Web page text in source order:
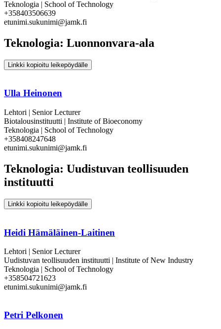
Teknologia | School of Technology
+358403506639
etunimi.sukunimi@jamk.fi
Teknologia: Luonnonvara-ala
Linkki kopioitu leikepöydälle
Ulla Heinonen
Lehtori | Senior Lecturer
Biotalousinstituutti | Institute of Bioeconomy
Teknologia | School of Technology
+358408247648
etunimi.sukunimi@jamk.fi
Teknologia: Uudistuvan teollisuuden
instituutti
Linkki kopioitu leikepöydälle
Heidi Hämäläinen-Laitinen
Lehtori | Senior Lecturer
Uudistuvan teollisuuden instituutti | Institute of New Industry
Teknologia | School of Technology
+358504721623
etunimi.sukunimi@jamk.fi
Petri Pelkonen